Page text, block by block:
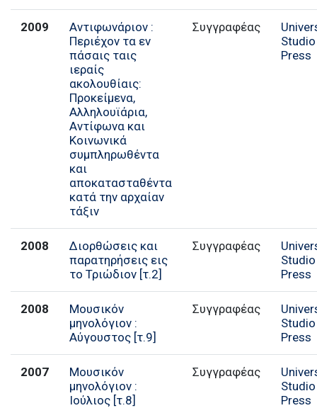
2009
Αντιφωνάριον :
Περιέχον τα εν
πάσαις ταις
ιεραίς
ακολουθίαις:
Προκείμενα,
Αλληλουϊάρια,
Αντίφωνα και
Κοινωνικά
συμπληρωθέντα
και
αποκατασταθέντα
κατά την αρχαίαν
τάξιν
Συγγραφέας
Studio
Press
2008
Διορθώσεις και
παρατηρήσεις εις
το Τριώδιον [τ.2]
Συγγραφέας
Studio
Press
2008
Μουσικόν
μηνολόγιον :
Αύγουστος [τ.9]
Συγγραφέας
Studio
Press
2007
Μουσικόν
μηνολόγιον :
Ιούλιος [τ.8]
Συγγραφέας
Studio
Press